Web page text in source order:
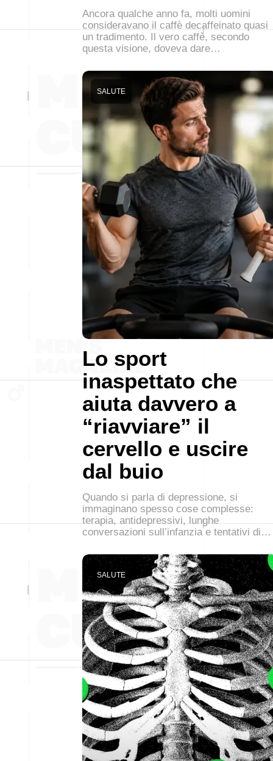
Ancora qualche anno fa, molti uomini
consideravano il caffè decaffeinato quasi
un tradimento. Il vero caffè, secondo
questa visione, doveva dare…
Lo sport
inaspettato che
aiuta davvero a
“riavviare” il
cervello e uscire
dal buio
SALUTE
Quando si parla di depressione, si
immaginano spesso cose complesse:
terapia, antidepressivi, lunghe
conversazioni sull’infanzia e tentativi di…
SALUTE